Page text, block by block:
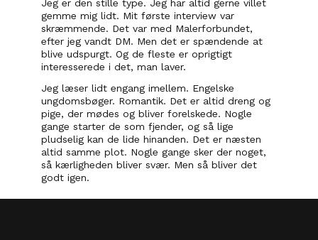
Jeg er den stille type. Jeg har altid gerne villet
gemme mig lidt. Mit første interview var
skræmmende. Det var med Malerforbundet,
efter jeg vandt DM. Men det er spændende at
blive udspurgt. Og de fleste er oprigtigt
interesserede i det, man laver.
Jeg læser lidt engang imellem. Engelske
ungdomsbøger. Romantik. Det er altid dreng og
pige, der mødes og bliver forelskede. Nogle
gange starter de som fjender, og så lige
pludselig kan de lide hinanden. Det er næsten
altid samme plot. Nogle gange sker der noget,
så kærligheden bliver svær. Men så bliver det
godt igen.